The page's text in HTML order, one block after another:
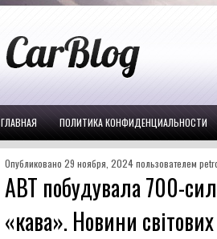
ГЛАВНАЯ ПОЛИТИКА КОНФИДЕНЦИАЛЬНОСТИ
Опубликовано 29 ноября, 2024 пользователем
ABT побудувала 700-
«кава». Новини